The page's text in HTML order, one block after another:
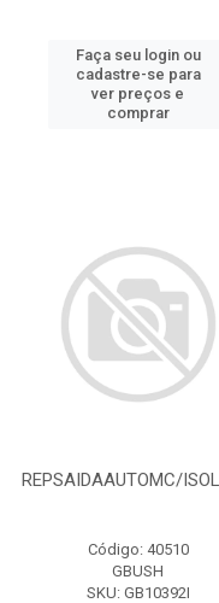
Faça seu login ou
cadastre-se para
ver preços e
comprar
REPSAIDAAUTOMC/
Código: 40510
GBUSH
SKU: GB10392I